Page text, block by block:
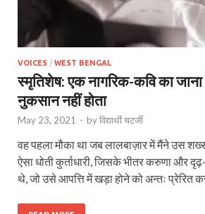
VOICES / WEST BENGAL
स्मृतिशेष: एक नागरिक-कवि का
नुकसान नहीं होता
May 23, 2021 - byविद्यार्थी चटर्जी
वह पहला मौका था जब लालबाज़ार में मैंने उस
ऐसा धोती कुर्ताधारी, जिसके भीतर करुणा और
थे, जो उसे आपत्ति में खड़ा होने को अन्तः प्रेरित